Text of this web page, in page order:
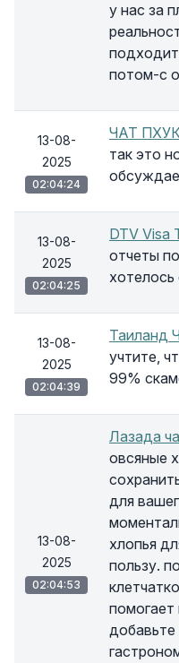
у нас за
подходит
потом-с
13-08-
2025
02:04:24
ЧАТ
так это
13-08-
2025
02:04:25
DTV Visa
отчеты
хотелось
13-08-
2025
02:04:39
Таиланд
учтите,
99%
13-08-
2025
02:04:53
Лазада
овсяные
для
хлопья
пользу.
помогает